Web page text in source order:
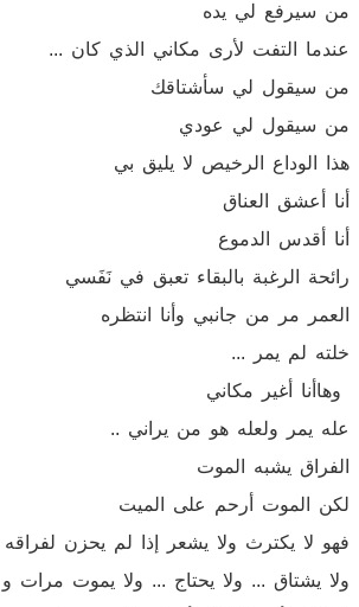
من سيرفع لي يده
عندما التفت لأرى مكاني الذي كان ...
من سيقول لي سأشتاقك
من سيقول لي عودي
هذا الوداع الرخيص لا يليق بي
أنا أعشق العناق
أنا أقدس الدموع
رائحة الرغبة بالبقاء تعبق في نَفَسي
العمر مر من جانبي وأنا انتظره
خلته لم يمر ...
وهاأنا أغير مكاني
عله يمر ولعله هو من يراني ..
الفراق يشبه الموت
لكن الموت أرحم على الميت
فهو لا يكترث ولا يشعر إذا لم يحزن لفراقه
ولا يشتاق ... ولا يحتاج ... ولا يموت